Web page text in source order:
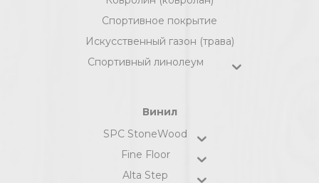
Спортивное покрытие
Искусственный газон (трава)
Спортивный линолеум
Винил
SPC StoneWood
Fine Floor
Alta Step